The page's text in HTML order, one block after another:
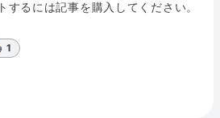
するには記事を購入してください。
1